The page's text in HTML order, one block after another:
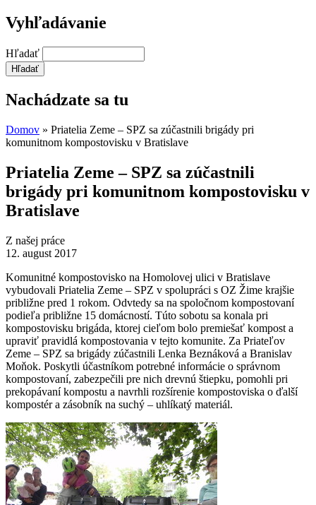
Vyhľadávanie
Hľadať
Nachádzate sa tu
Domov » Priatelia Zeme – SPZ sa zúčastnili brigády pri
komunitnom kompostovisku v Bratislave
Priatelia Zeme – SPZ sa zúčastnili
brigády pri komunitnom kompostovisku v
Bratislave
Z našej práce
12. august 2017
Komunitné kompostovisko na Homolovej ulici v Bratislave
vybudovali Priatelia Zeme – SPZ v spolupráci s OZ Žime krajšie
približne pred 1 rokom. Odvtedy sa na spoločnom kompostovaní
podieľa približne 15 domácností. Túto sobotu sa konala pri
kompostovisku brigáda, ktorej cieľom bolo premiešať kompost a
upraviť pravidlá kompostovania v tejto komunite. Za Priateľov
Zeme – SPZ sa brigády zúčastnili Lenka Beznáková a Branislav
Moňok. Poskytli účastníkom potrebné informácie o správnom
kompostovaní, zabezpečili pre nich drevnú štiepku, pomohli pri
prekopávaní kompostu a navrhli rozšírenie kompostoviska o ďalší
kompostér a zásobník na suchý – uhlíkatý materiál.